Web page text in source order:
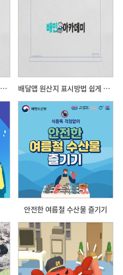
배달앱 원산지 표시방법 쉽게 알려드려요! 2편(음식점 배달앱 원산지 표시 위반 사례) 배달앱 원산지 표시방법 쉽게 알려드려요! 1편(음식점 배달앱 원산지 표시 방법)
안전한 여름철 수산물 즐기기